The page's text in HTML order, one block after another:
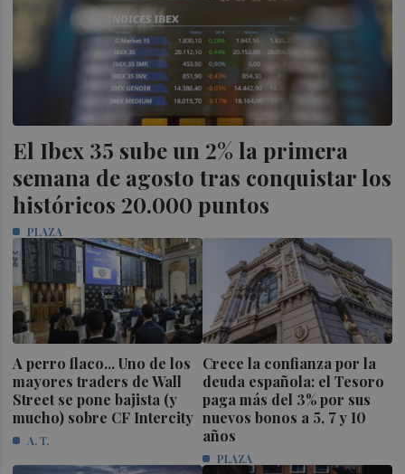
El Ibex 35 sube un 2% la primera
semana de agosto tras conquistar los
históricos 20.000 puntos
PLAZA
A perro flaco... Uno de los
mayores traders de Wall
Street se pone bajista (y
mucho) sobre CF Intercity
A. T.
Crece la confianza por la
deuda española: el Tesoro
paga más del 3% por sus
nuevos bonos a 5, 7 y 10
años
PLAZA